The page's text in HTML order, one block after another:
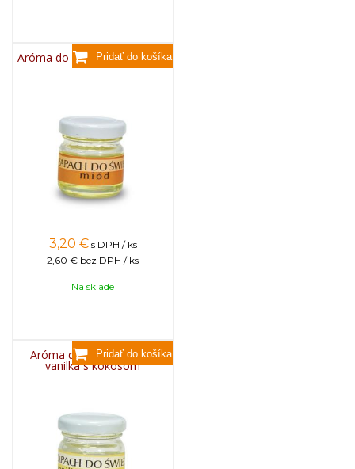
Aróma do sviečok, 25g - med
3,20 € s DPH / ks
2,60 € bez DPH / ks
Na sklade
Aróma do sviečok, 25g -
vanilka s kokosom